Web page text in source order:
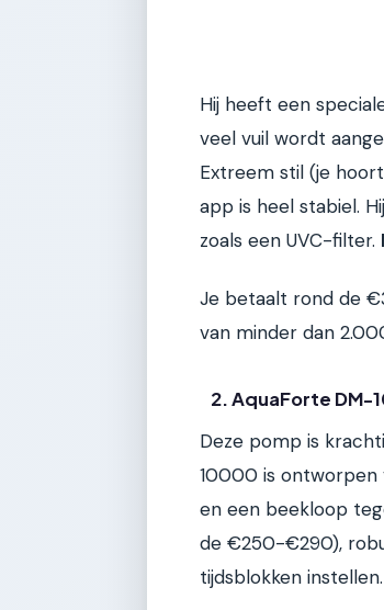
Hij heeft een
veel vuil wordt
Extreem stil (je
app is heel stabiel.
zoals een UVC-filter.
Je betaalt rond de
van minder dan
2. AquaForte DM-
Deze pomp is
10000 is ontworpen
en een beekloop
de €250-€290),
tijdsblokken instellen.